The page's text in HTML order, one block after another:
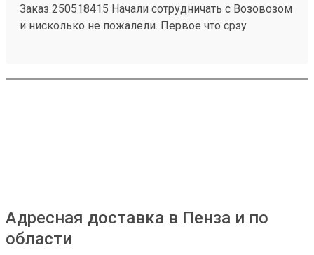
Заказ 250518415 Начали сотрудничать с Возовозом
и нисколько не пожалели. Первое что срзу
Сроки доставки тоже отличные. Из Питера в Пензу
Адресная доставка в Пенза и по
области